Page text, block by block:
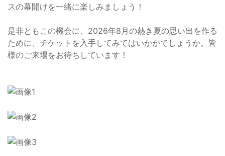
スの幕開けを一緒に楽しみましょう！
是非ともこの機会に、2026年8月の熱き夏の思い出を作る
ために、チケットを入手してみてはいかがでしょうか。皆
様のご来場をお待ちしています！